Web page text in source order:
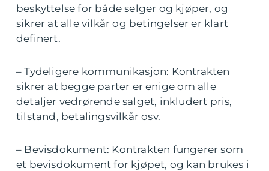
beskyttelse for både selger og kjøper, og
sikrer at alle vilkår og betingelser er klart
definert.
– Tydeligere kommunikasjon: Kontrakten
sikrer at begge parter er enige om alle
detaljer vedrørende salget, inkludert pris,
tilstand, betalingsvilkår osv.
– Bevisdokument: Kontrakten fungerer som
et bevisdokument for kjøpet, og kan brukes i